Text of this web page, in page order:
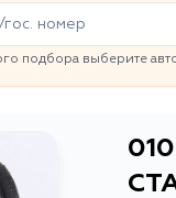
подбора выберите